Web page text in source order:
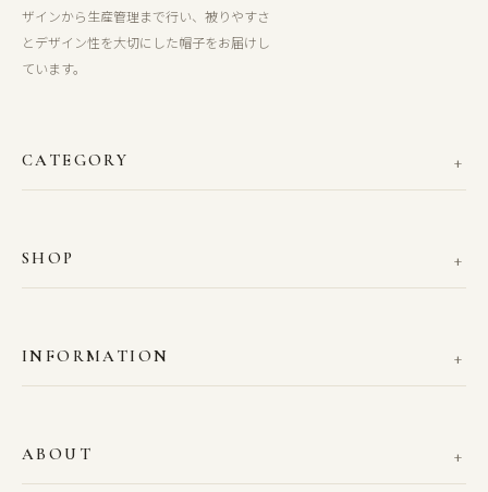
ザインから生産管理まで行い、被りやすさ
とデザイン性を大切にした帽子をお届けし
ています。
CATEGORY
SHOP
INFORMATION
ABOUT